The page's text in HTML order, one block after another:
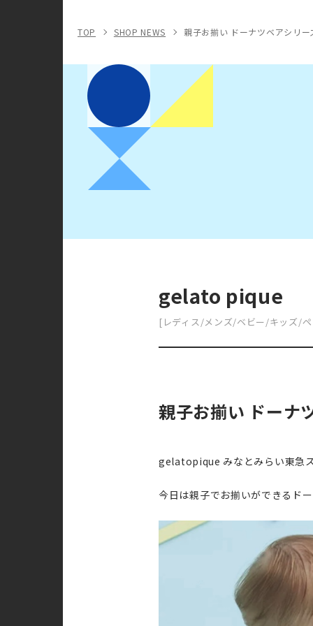
TOP SHOP NEWS 親子お揃い ドーナツベアシリー
gelato pique
[レディス/メンズ/ベビー/キッズ/
親子お揃い ドーナ
gelatopique みなとみらい東急
今日は親子でお揃いができるド